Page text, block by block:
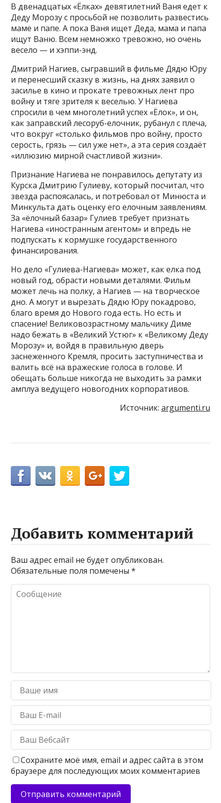
В двенадцатых «Ёлках» девятилетний Ваня едет к
Деду Морозу с просьбой не позволить развестись
маме и папе. А пока Ваня ищет Деда, мама и папа
ищут Ваню. Всем немножко тревожно, но очень
весело — и хэппи-энд.
Дмитрий Нагиев, сыгравший в фильме Дядю Юру
и перенесший сказку в жизнь, на днях заявил о
засилье в кино и прокате тревожных лент про
войну и тяге зрителя к веселью. У Нагиева
спросили в чем многолетний успех «Ёлок», и он,
как заправский лесоруб-елочник, рубанул с плеча,
что вокруг «столько фильмов про войну, просто
серость, грязь — сил уже нет», а эта серия создаёт
«иллюзию мирной счастливой жизни».
Признание Нагиева не понравилось депутату из
Курска Дмитрию Гулиеву, который посчитал, что
звезда распоясалась, и потребовал от Минюста и
Минкульта дать оценку его елочным заявлениям.
За «ёлочный базар» Гулиев требует признать
Нагиева «иностранным агентом» и впредь не
подпускать к кормушке государственного
финансирования.
Но дело «Гулиева-Нагиева» может, как елка под
новый год, обрасти новыми деталями. Фильм
может лечь на полку, а Нагиев — на творческое
дно. А могут и вырезать Дядю Юру покадрово,
благо время до Нового года есть. Но есть и
спасение! Великовозрастному мальчику Диме
надо бежать в «Великий Устюг» к «Великому Деду
Морозу» и, войдя в правильную дверь
заснеженного Кремля, просить заступничества и
валить всё на вражеские голоса в голове. И
обещать больше никогда не выходить за рамки
амплуа ведущего новогодних корпоративов.
Источник: argumenti.ru
Добавить комментарий
Ваш адрес email не будет опубликован.
Обязательные поля помечены*
Сохраните моё имя, email и адрес сайта в этом
браузере для последующих моих комментариев